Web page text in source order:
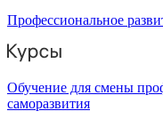
Профессиональное
Обучение для смены
саморазвития